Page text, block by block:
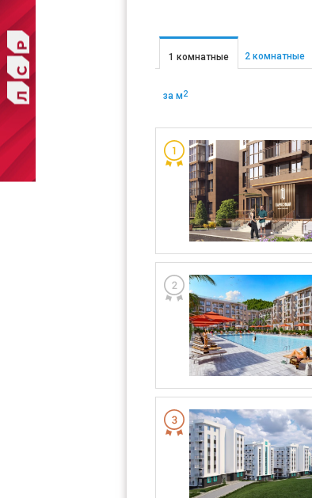
1 комнатные 2 комнатные
за м2